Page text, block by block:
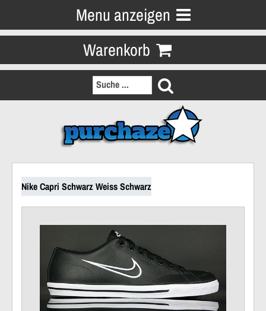
Menu anzeigen
Warenkorb
Nike Capri Schwarz Weiss Schwarz